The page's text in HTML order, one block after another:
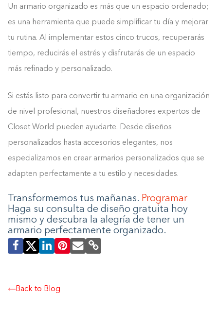
Un armario organizado es más que un espacio ordenado;
es una herramienta que puede simplificar tu día y mejorar
tu rutina. Al implementar estos cinco trucos, recuperarás
tiempo, reducirás el estrés y disfrutarás de un espacio
más refinado y personalizado.
Si estás listo para convertir tu armario en una organización
de nivel profesional, nuestros diseñadores expertos de
Closet World pueden ayudarte. Desde diseños
personalizados hasta accesorios elegantes, nos
especializamos en crear armarios personalizados que se
adapten perfectamente a tu estilo y necesidades.
Transformemos tus mañanas. Programar
Haga su consulta de diseño gratuita hoy
mismo y descubra la alegría de tener un
armario perfectamente organizado.
Back to Blog
Construyendo el